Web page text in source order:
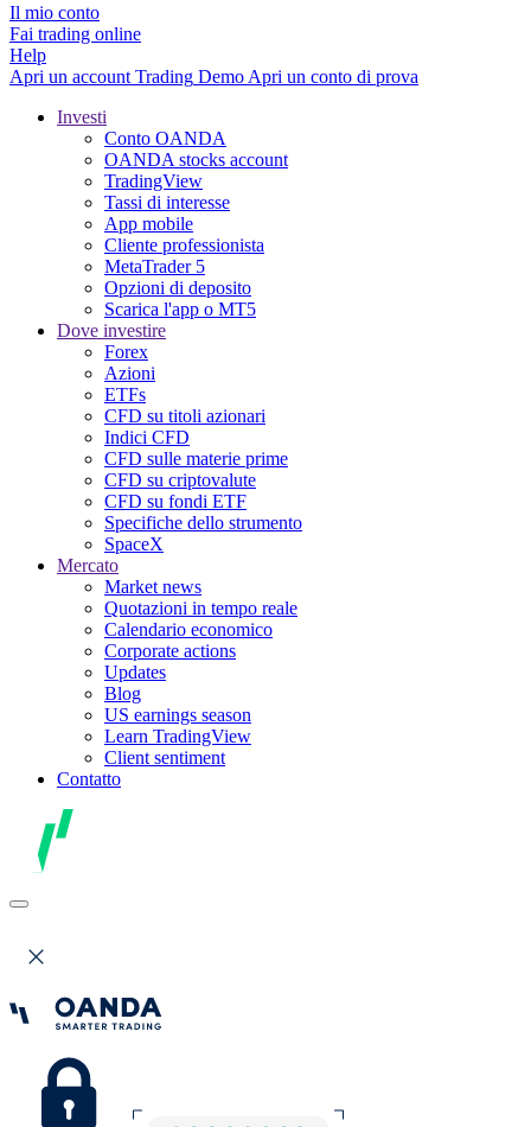
Il mio conto
Fai trading online
Help
Apri un account Trading Demo Apri un conto di prova
Investi
Conto OANDA
OANDA stocks account
TradingView
Tassi di interesse
App mobile
Cliente professionista
MetaTrader 5
Opzioni di deposito
Scarica l'app o MT5
Dove investire
Forex
Azioni
ETFs
CFD su titoli azionari
Indici CFD
CFD sulle materie prime
CFD su criptovalute
CFD su fondi ETF
Specifiche dello strumento
SpaceX
Mercato
Market news
Quotazioni in tempo reale
Calendario economico
Corporate actions
Updates
Blog
US earnings season
Learn TradingView
Client sentiment
Contatto